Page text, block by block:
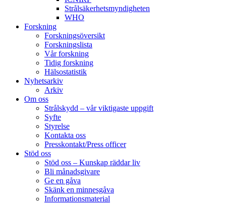
Strålsäkerhetsmyndigheten
WHO
Forskning
Forskningsöversikt
Forskningslista
Vår forskning
Tidig forskning
Hälsostatistik
Nyhetsarkiv
Arkiv
Om oss
Strålskydd – vår viktigaste uppgift
Syfte
Styrelse
Kontakta oss
Presskontakt/Press officer
Stöd oss
Stöd oss – Kunskap räddar liv
Bli månadsgivare
Ge en gåva
Skänk en minnesgåva
Informationsmaterial